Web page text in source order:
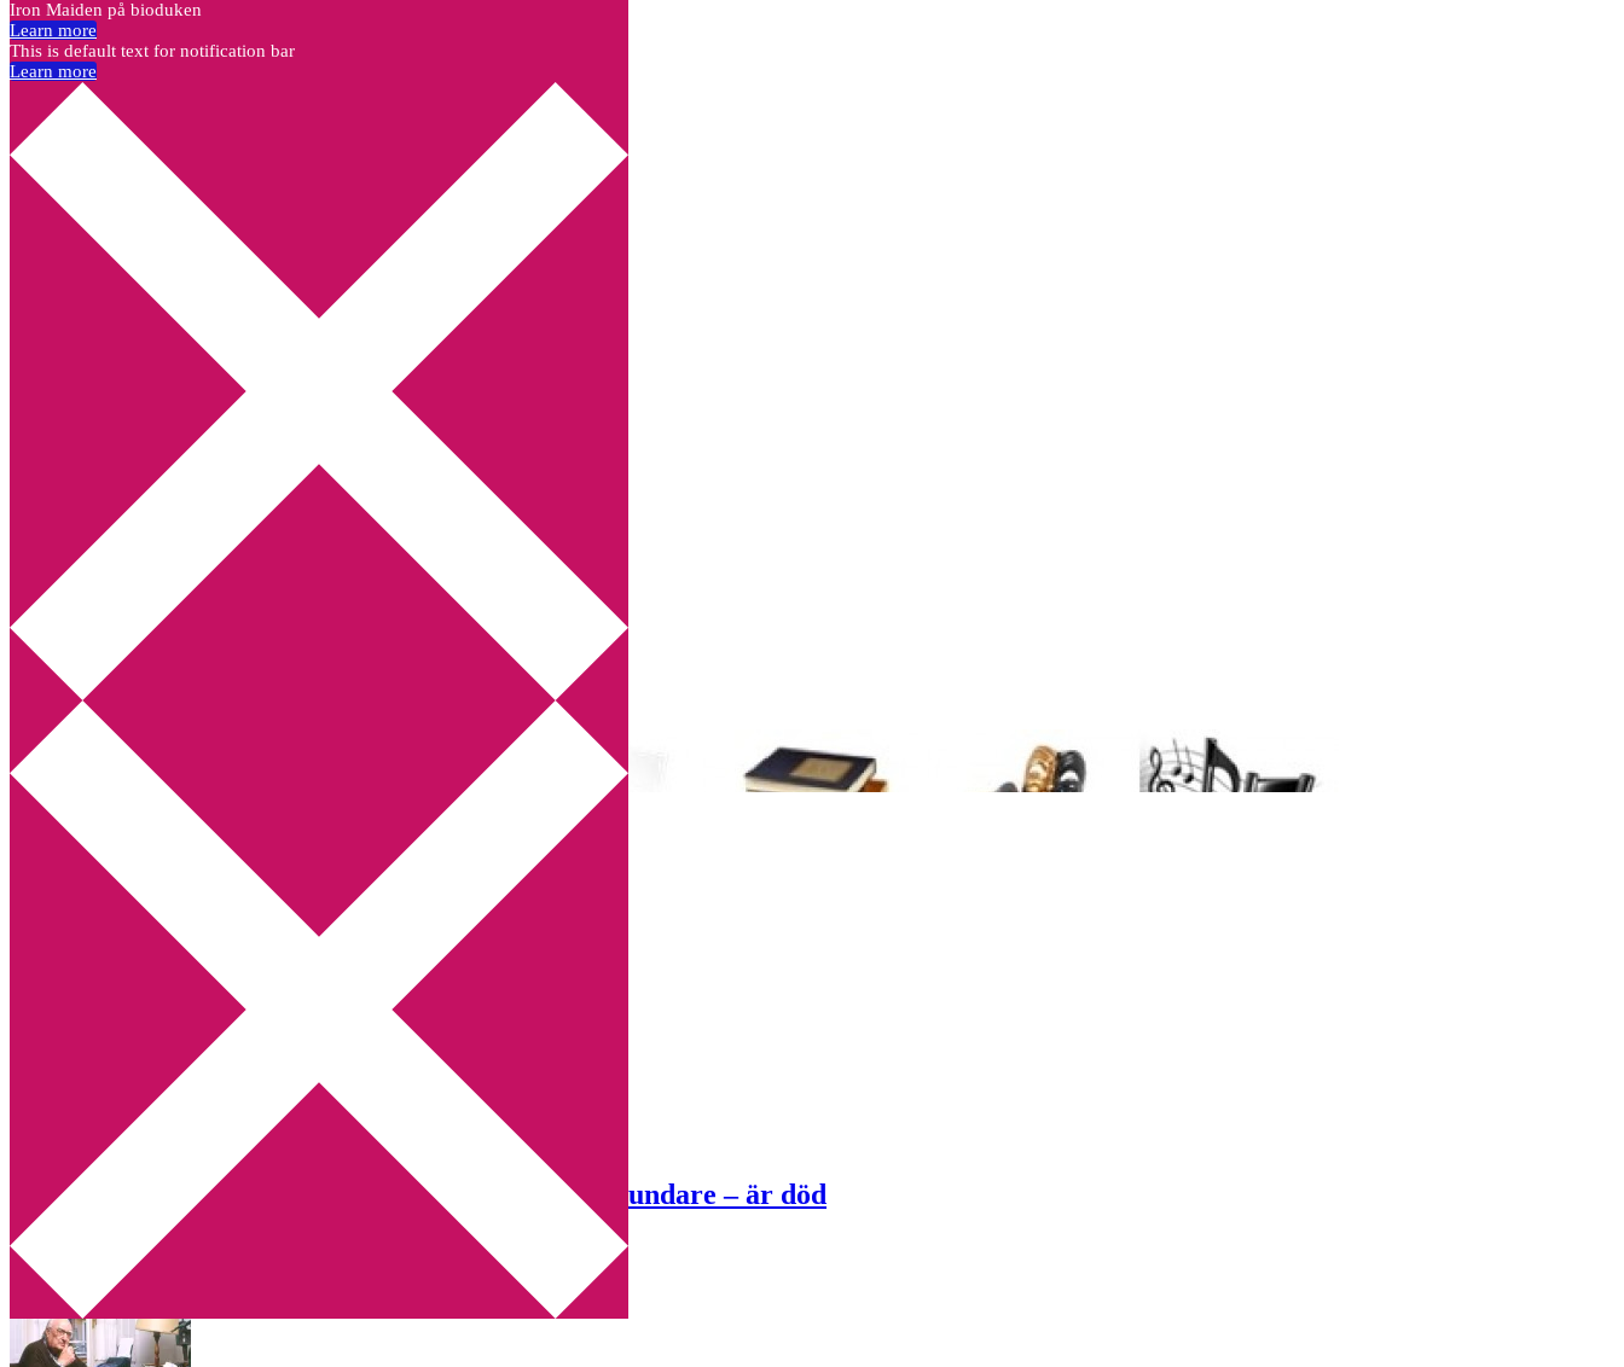
Annikas litteratur- och kulturblogg
Deckare, kriminalromaner, thrillers
Hem
Boktolva
Författarfemman
Kontakt
Webbshop Amazon
Utskriftscentralen
Min tv-blogg
You are here:Home Archives for Andrea Camilleri
Andrea Camilleri – Kommissarie Montalbanos grundare – är död
2019-08-06 Annika
Iron Maiden på bioduken
Learn more
This is default text for notification bar
Learn more